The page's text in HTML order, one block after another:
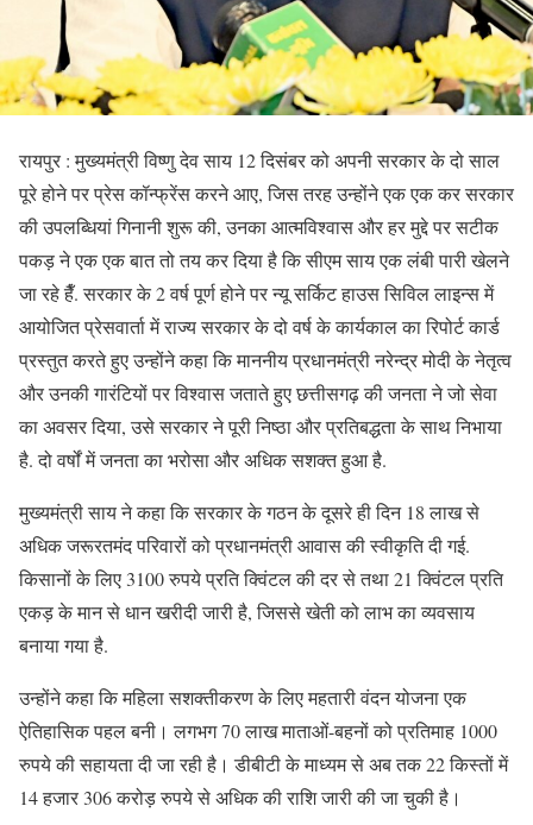
रायपुर : मुख्यमंत्री विष्णु देव साय 12 दिसंबर को अपनी सरकार के दो साल
पूरे होने पर प्रेस कॉन्फ्रेंस करने आए, जिस तरह उन्होंने एक एक कर सरकार
की उपलब्धियां गिनानी शुरू की, उनका आत्मविश्वास और हर मुद्दे पर सटीक
पकड़ ने एक एक बात तो तय कर दिया है कि सीएम साय एक लंबी पारी खेलने
जा रहे हैँ. सरकार के 2 वर्ष पूर्ण होने पर न्यू सर्किट हाउस सिविल लाइन्स में
आयोजित प्रेसवार्ता में राज्य सरकार के दो वर्ष के कार्यकाल का रिपोर्ट कार्ड
प्रस्तुत करते हुए उन्होंने कहा कि माननीय प्रधानमंत्री नरेन्द्र मोदी के नेतृत्व
और उनकी गारंटियों पर विश्वास जताते हुए छत्तीसगढ़ की जनता ने जो सेवा
का अवसर दिया, उसे सरकार ने पूरी निष्ठा और प्रतिबद्धता के साथ निभाया
है. दो वर्षों में जनता का भरोसा और अधिक सशक्त हुआ है.
मुख्यमंत्री साय ने कहा कि सरकार के गठन के दूसरे ही दिन 18 लाख से
अधिक जरूरतमंद परिवारों को प्रधानमंत्री आवास की स्वीकृति दी गई.
किसानों के लिए 3100 रुपये प्रति क्विंटल की दर से तथा 21 क्विंटल प्रति
एकड़ के मान से धान खरीदी जारी है, जिससे खेती को लाभ का व्यवसाय
बनाया गया है.
उन्होंने कहा कि महिला सशक्तीकरण के लिए महतारी वंदन योजना एक
ऐतिहासिक पहल बनी। लगभग 70 लाख माताओं-बहनों को प्रतिमाह 1000
रुपये की सहायता दी जा रही है। डीबीटी के माध्यम से अब तक 22 किस्तों में
14 हजार 306 करोड़ रुपये से अधिक की राशि जारी की जा चुकी है।